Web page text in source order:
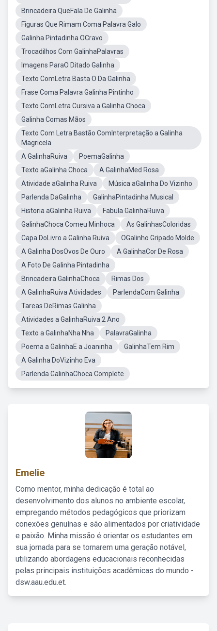
Brincadeira QueFala De Galinha
Figuras Que Rimam Coma Palavra Galo
Galinha Pintadinha OCravo
Trocadilhos Com GalinhaPalavras
Imagens ParaO Ditado Galinha
Texto ComLetra Basta O Da Galinha
Frase Coma Palavra Galinha Pintinho
Texto ComLetra Cursiva a Galinha Choca
Galinha Comas Mãos
Texto Com Letra Bastão ComInterpretação a Galinha
Magricela
A GalinhaRuiva
PoemaGalinha
Texto aGalinha Choca
A GalinhaMed Rosa
Atividade aGalinha Ruiva
Música aGalinha Do Vizinho
Parlenda DaGalinha
GalinhaPintadinha Musical
Historia aGalinha Ruiva
Fabula GalinhaRuiva
GalinhaChoca Comeu Minhoca
As GalinhasColoridas
Capa DoLivro a Galinha Ruiva
OGalinho Gripado Molde
A Galinha DosOvos De Ouro
A GalinhaCor De Rosa
A Foto De Galinha Pintadinha
Brincadeira GalinhaChoca
Rimas Dos
A GalinhaRuiva Atividades
ParlendaCom Galinha
Tareas DeRimas Galinha
Atividades a GalinhaRuiva 2 Ano
Texto a GalinhaNha Nha
PalavraGalinha
Poema a GalinhaE a Joaninha
GalinhaTem Rim
A Galinha DoVizinho Eva
Parlenda GalinhaChoca Complete
Emelie
Como mentor, minha dedicação é total ao
desenvolvimento dos alunos no ambiente escolar,
empregando métodos pedagógicos que priorizam
conexões genuínas e são alimentados por criatividade
e paixão. Minha missão é orientar os estudantes em
sua jornada para se tornarem uma geração notável,
utilizando abordagens educacionais reconhecidas
pelas principais instituições acadêmicas do mundo -
dsw.aau.edu.et.